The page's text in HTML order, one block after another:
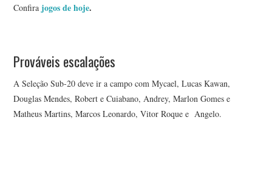
Confira jogos de hoje.
Prováveis escalações
A Seleção Sub-20 deve ir a campo com Mycael, Lucas Kawan,
Douglas Mendes, Robert e Cuiabano, Andrey, Marlon Gomes e
Matheus Martins, Marcos Leonardo, Vitor Roque e Angelo.